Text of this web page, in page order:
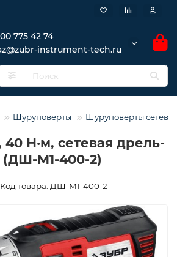
775 42 74
instrument-tech.ru
Шуруповерты Шуруповерты
Н·м, сетевая дрель-
(ДШ-М1-400-2)
Код товара: ДШ-М1-400-2